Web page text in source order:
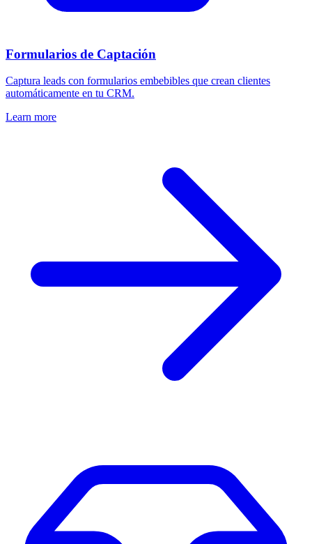
Formularios de Captación
Captura leads con formularios embebibles que crean clientes
automáticamente en tu CRM.
Learn more